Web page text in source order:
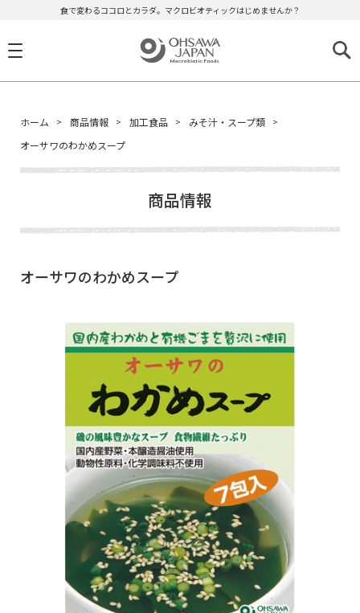
食で変わるココロとカラダ。マクロビオティックはじめませんか？
ホーム 商品情報 加工食品
みそ汁・スープ類
オーサワのわかめスープ
商品情報
オーサワのわかめスープ